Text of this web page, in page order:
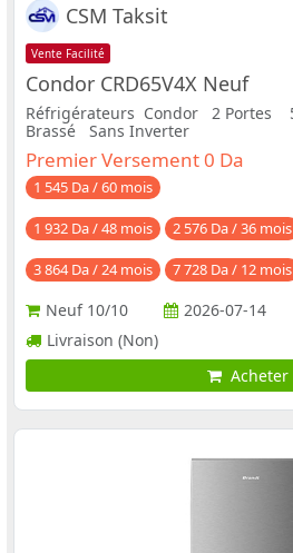
CSM Taksit
Vente Facilité
Condor CRD65V4X Neuf
Réfrigérateurs Condor 2 Portes
Brassé Sans Inverter
Premier Versement 0 Da
1 545 Da / 60 mois
1 932 Da / 48 mois 2 576 Da / 36 mois
3 864 Da / 24 mois 7 728 Da / 12 mois
Neuf 10/10
2026-07-14
Livraison (Non)
Acheter